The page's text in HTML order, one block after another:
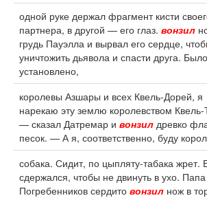
одной руке держал фрагмент кисти
партнера, в другой — его глаз. вонзил
грудь Пауэлла и вырвал его сердце,
уничтожить дьявола и спасти друга. Было
установлено,
королевы Азшары и всех Квель-Дорей, я
нарекаю эту землю королевством Квель-
— сказал Датремар и вонзил древко
песок. — А я, соответственно, буду
собака. Сидит, по цыпляту-табака жрет.
сдержался, чтобы не двинуть в ухо. Папа
Погребенников сердито вонзил нож в